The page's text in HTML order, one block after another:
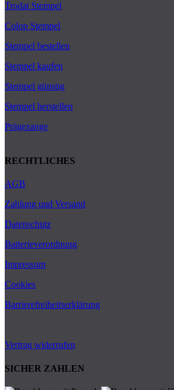
Trodat Stempel
Colop Stempel
Stempel bestellen
Stempel kaufen
Stempel günstig
Stempel herstellen
Prägezange
RECHTLICHES
AGB
Zahlung und Versand
Datenschutz
Batterieverordnung
Impressum
Cookies
Barrierefreiheitserklärung
Vertrag widerrufen
SICHER ZAHLEN